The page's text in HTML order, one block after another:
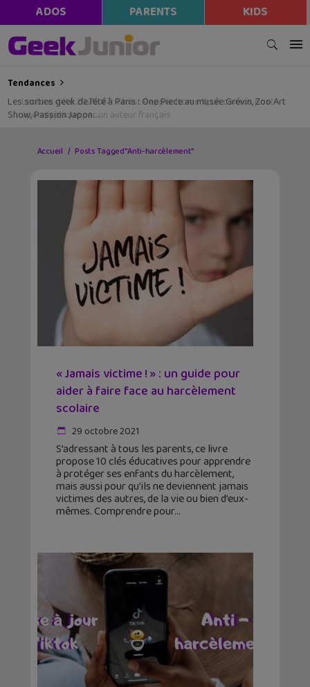
ADOS PARENTS KIDS
Tendances
Les sorties geek de l’été à Paris : One Piece au musée Grévin, Zoo Art
Show, Passion Japon…
Accueil Posts Tagged "Anti-harcèlement"
« Jamais victime ! » : un guide pour
aider à faire face au harcèlement
scolaire
29 octobre 2021
S’adressant à tous les parents, ce livre
propose 10 clés éducatives pour apprendre
à protéger ses enfants du harcèlement,
mais aussi pour qu’ils ne deviennent jamais
victimes des autres, de la vie ou bien d’eux-
mêmes. Comprendre pour